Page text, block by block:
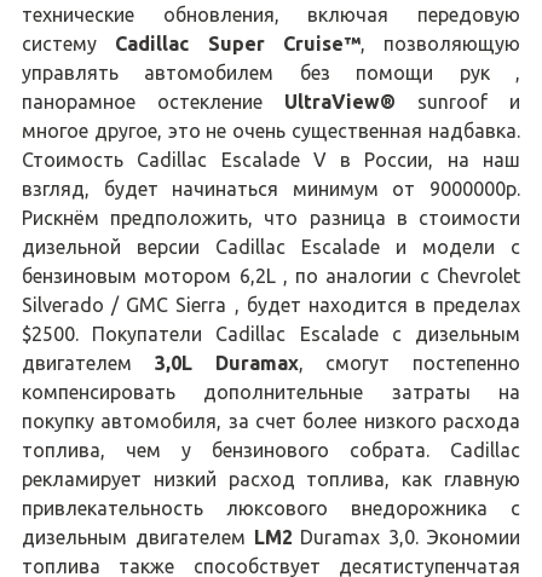
технические обновления, включая передовую
систему Cadillac Super Cruise™, позволяющую
управлять автомобилем без помощи рук ,
панорамное остекление UltraView® sunroof и
многое другое, это не очень существенная надбавка.
Стоимость Cadillac Escalade V в России, на наш
взгляд, будет начинаться минимум от 9000000р.
Рискнём предположить, что разница в стоимости
дизельной версии Cadillac Escalade и модели с
бензиновым мотором 6,2L , по аналогии с Chevrolet
Silverado / GMC Sierra , будет находится в пределах
$2500. Покупатели Cadillac Escalade с дизельным
двигателем 3,0L Duramax, смогут постепенно
компенсировать дополнительные затраты на
покупку автомобиля, за счет более низкого расхода
топлива, чем у бензинового собрата. Cadillac
рекламирует низкий расход топлива, как главную
привлекательность люксового внедорожника с
дизельным двигателем LM2 Duramax 3,0. Экономии
топлива также способствует десятиступенчатая